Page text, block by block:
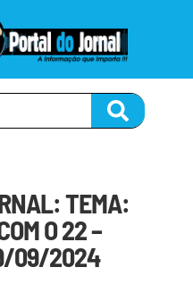
TEMA:
O 22 –
09/2024